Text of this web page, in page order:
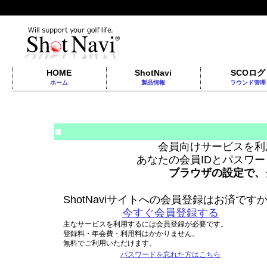
HOME
ホーム
ShotNavi
製品情報
SCOログ
ラウンド管理
■
会員向けサービスを
あなたの会員IDとパスワ
ブラウザの設定で
ShotNaviサイトへの会員登録はお済です
今すぐ会員登録する
主なサービスを利用するには会員登録が必要です。
登録料・年会費・利用料はかかりません。
無料でご利用いただけます。
パスワードを忘れた方はこちら